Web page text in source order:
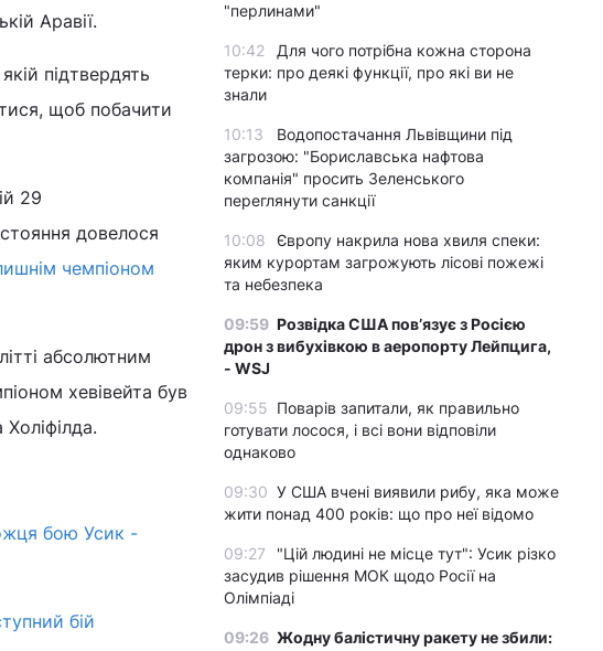
Аравії.
підтвердять
щоб побачити
29
довелося
чемпіоном
абсолютним
хевівейта був
бою Усик -
бій
"перлинами"
10:42
Для чого потрібна кожна сторона
терки: про деякі функції, про які ви не
знали
10:13
Водопостачання Львівщини під
загрозою: "Бориславська нафтова
компанія" просить Зеленського
переглянути санкції
10:08
Європу накрила нова хвиля спеки:
яким курортам загрожують лісові пожежі
та небезпека
09:59 Розвідка США пов’язує з Росією
дрон з вибухівкою в аеропорту Лейпцига,
- WSJ
09:55 Поварів запитали, як правильно
готувати лосося, і всі вони відповіли
однаково
09:30 У США вчені виявили рибу, яка може
жити понад 400 років: що про неї відомо
09:27
"Цій людині не місце тут": Усик різко
засудив рішення МОК щодо Росії на
Олімпіаді
09:26 Жодну балістичну ракету не збили: